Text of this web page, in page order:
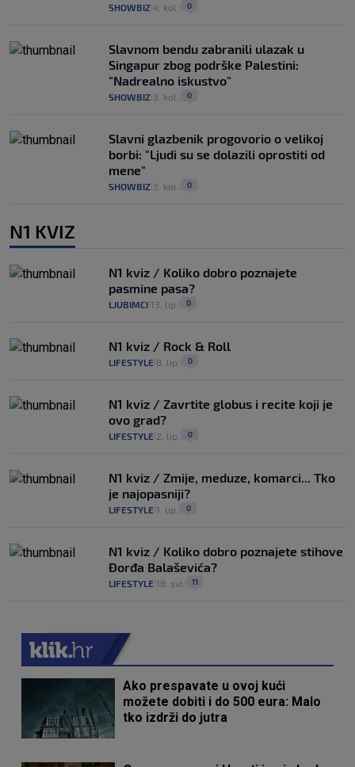
SHOWBIZ 4. kol. 0
Slavnom bendu zabranili ulazak u
Singapur zbog podrške Palestini:
"Nadrealno iskustvo"
SHOWBIZ 3. kol. 0
Slavni glazbenik progovorio o velikoj
borbi: "Ljudi su se dolazili oprostiti od
mene"
SHOWBIZ 3. kol. 0
N1 KVIZ
N1 kviz / Koliko dobro poznajete
pasmine pasa?
LJUBIMCI 13. lip. 0
N1 kviz / Rock & Roll
LIFESTYLE 8. lip. 0
N1 kviz / Zavrtite globus i recite koji je
ovo grad?
LIFESTYLE 2. lip. 0
N1 kviz / Zmije, meduze, komarci... Tko
je najopasniji?
LIFESTYLE 1. lip. 0
N1 kviz / Koliko dobro poznajete stihove
Đorđa Balaševića?
LIFESTYLE 18. svi. 11
Ako prespavate u ovoj kući
možete dobiti i do 500 eura: Malo
tko izdrži do jutra